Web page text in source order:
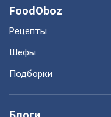
FoodOboz
Рецепты
Шефы
Подборки